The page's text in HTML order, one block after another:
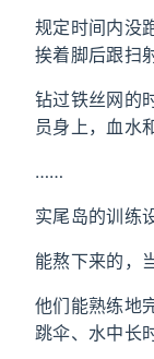
规定时间内没
挨着脚后跟扫射
钻过铁丝网的
员身上，血水
……
实尾岛的训练
能熬下来的，
他们能熟练地
跳伞、水中长